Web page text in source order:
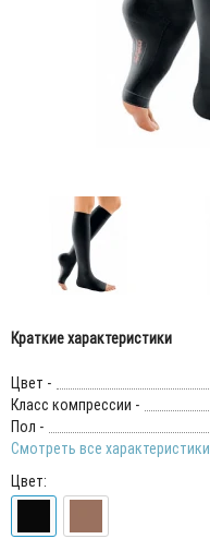
Краткие характеристики
Цвет -
Класс компрессии -
Пол -
Смотреть все характеристики
Цвет: